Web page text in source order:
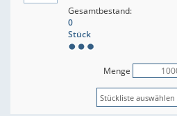
Gesamtbestand:
0
Stück
Menge